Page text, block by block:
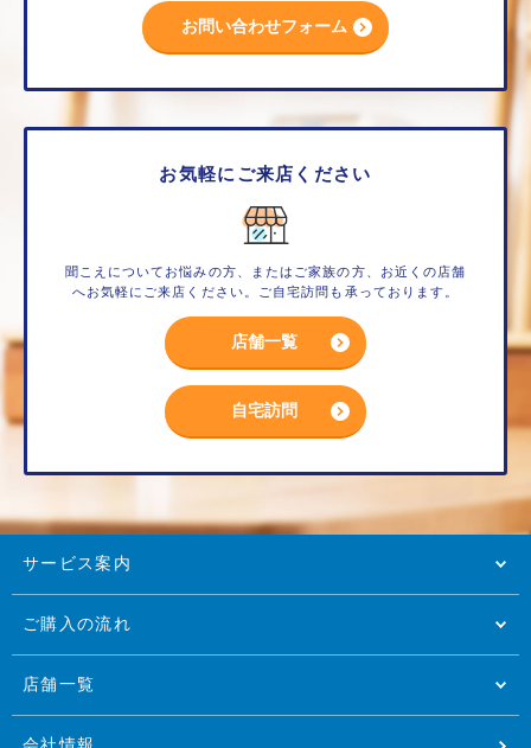
お問い合わせフォーム
お気軽にご来店ください
聞こえについてお悩みの方、またはご家族の方、お近くの店舗
へお気軽にご来店ください。ご自宅訪問も承っております。
店舗一覧
自宅訪問
サービス案内
ご購入の流れ
店舗一覧